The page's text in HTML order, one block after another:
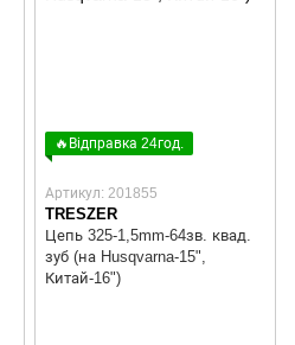
🔥Відправка 24год.
Артикул: 201855
TRESZER
Цепь 325-1,5mm-64зв. квад.
зуб (на Husqvarna-15",
Китай-16")